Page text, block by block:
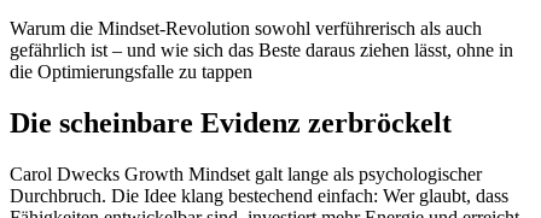
Warum die Mindset-Revolution sowohl verführerisch als auch
gefährlich ist – und wie sich das Beste daraus ziehen lässt, ohne in
die Optimierungsfalle zu tappen
Die scheinbare Evidenz zerbröckelt
Carol Dwecks Growth Mindset galt lange als psychologischer
Durchbruch. Die Idee klang bestechend einfach: Wer glaubt, dass